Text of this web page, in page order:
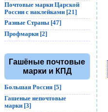
Почтовые марки Царской
России с наклейками [21]
Разные Страны [47]
Профмарки [2]
Гашёные почтовые
марки и КПД
Большая Россия [5]
Гашеные непочтовые
марки [3]